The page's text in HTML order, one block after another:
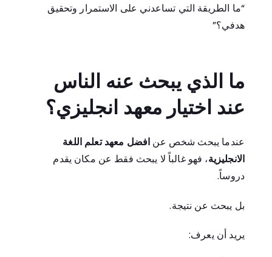
“ما الطريقة التي تساعدني على الاستمرار وتحقيق
هدفي؟”
ما الذي يبحث عنه الناس
عند اختيار معهد انجليزي؟
عندما يبحث شخص عن افضل معهد تعلم اللغة
الانجليزية، فهو غالباً لا يبحث فقط عن مكان يقدم
دروساً.
بل يبحث عن نتيجة.
يريد أن يعرف: